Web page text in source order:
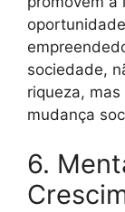
sociedade,
riqueza,
mudança
6.